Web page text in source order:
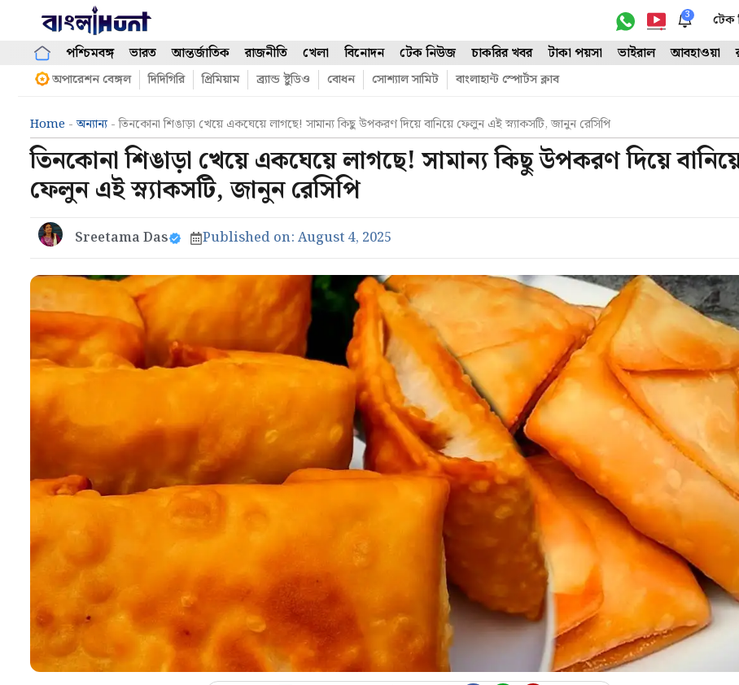
content
3 টেক
পশ্চিমবঙ্গ ভারত আন্তর্জাতিক রাজনীতি খেলা বিনোদন টেক নিউজ চাকরির খবর টাকা পয়সা ভাইরাল আবহাওয়া
অপারেশন বেঙ্গল দিদিগিরি প্রিমিয়াম ব্র্যান্ড ষ্টুডিও বোধন সোশ্যাল সামিট বাংলাহান্ট স্পোর্টস ক্লাব
Home -অন্যান্য-তিনকোনা শিঙাড়া খেয়ে একঘেয়ে লাগছে! সামান্য কিছু উপকরণ দিয়ে বানিয়ে ফেলুন এই স্ন্যাকসটি, জানুন রেসিপি
তিনকোনা শিঙাড়া খেয়ে একঘেয়ে লাগছে! সামান্য কিছু উপকরণ দিয়ে
ফেলুন এই স্ন্যাকসটি, জানুন রেসিপি
Sreetama Das Published on: August 4, 2025